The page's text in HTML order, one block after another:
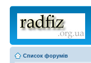
Список форумів